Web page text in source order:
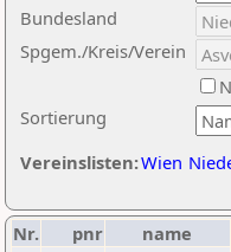
Sortierung
Bundesland
Spgem./Kreis/Verein
Vereinslisten:Wien
Nr. pnr name